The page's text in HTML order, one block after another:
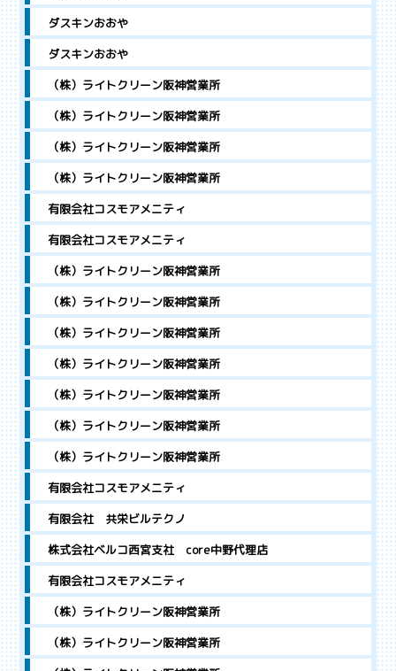
ダスキンおおや
ダスキンおおや
（株）ライトクリーン阪神営業所
（株）ライトクリーン阪神営業所
（株）ライトクリーン阪神営業所
（株）ライトクリーン阪神営業所
有限会社コスモアメニティ
有限会社コスモアメニティ
（株）ライトクリーン阪神営業所
（株）ライトクリーン阪神営業所
（株）ライトクリーン阪神営業所
（株）ライトクリーン阪神営業所
（株）ライトクリーン阪神営業所
（株）ライトクリーン阪神営業所
（株）ライトクリーン阪神営業所
有限会社コスモアメニティ
有限会社 共栄ビルテクノ
株式会社ベルコ西宮支社 core中野代理店
有限会社コスモアメニティ
（株）ライトクリーン阪神営業所
（株）ライトクリーン阪神営業所